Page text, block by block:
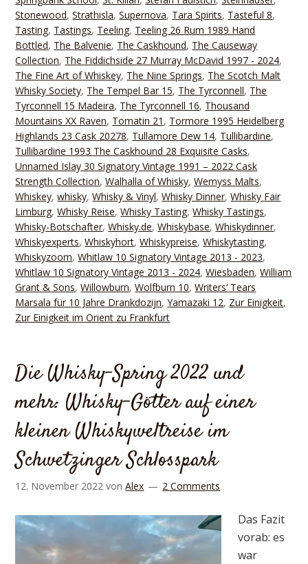
Stonewood,Strathisla,Supernova, Tara Spirits, Tasteful 8,
Tasting, Tastings, Teeling, Teeling 26 Rum 1989 Hand
Bottled, The Balvenie, The Caskhound, The Causeway
Collection, The Fiddichside 27 Murray McDavid 1997 - 2024,
The Fine Art of Whiskey, The Nine Springs, The Scotch Malt
Whisky Society, The Tempel Bar 15, The Tyrconnell, The
Tyrconnell 15 Madeira, The Tyrconnell 16, Thousand
Mountains XX Raven, Tomatin 21 , Tormore 1995 Heidelberg
Highlands 23 Cask 20278, Tullamore Dew 14, Tullibardine,
Tullibardine 1993 The Caskhound 28 Exquisite Casks,
Unnamed Islay 30 Signatory Vintage 1991 – 2022 Cask
Strength Collection,Walhalla of Whisky,Wemyss Malts,
Whiskey,whisky,Whisky & Vinyl,Whisky Dinner,Whisky Fair
Limburg,Whisky Reise,Whisky Tasting,Whisky Tastings,
Whisky-Botschafter,Whisky.de,Whiskybase,Whiskydinner,
Whiskyexperts,Whiskyhort,Whiskypreise,Whiskytasting,
Whiskyzoom,Whitlaw 10 Signatory Vintage 2013 - 2023,
Whitlaw 10 Signatory Vintage 2013 - 2024,Wiesbaden,William
Grant & Sons,Willowburn,Wolfburn 10,Writers‘ Tears
Marsala für 10 Jahre Drankdozijn,Yamazaki 12, Zur Einigkeit,
Zur Einigkeit im Orient zu Frankfurt
Die Whisky-Spring 2022 und
mehr: Whisky-Götter auf einer
kleinen Whiskyweltreise im
Schwetzinger Schlosspark
12. November 2022 vonAlex 2 Comments
Das Fazit
vorab: es
war